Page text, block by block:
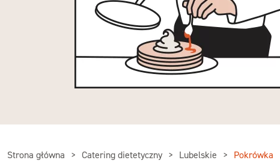
Strona główna Catering dietetyczny Lubelskie Pokrówka